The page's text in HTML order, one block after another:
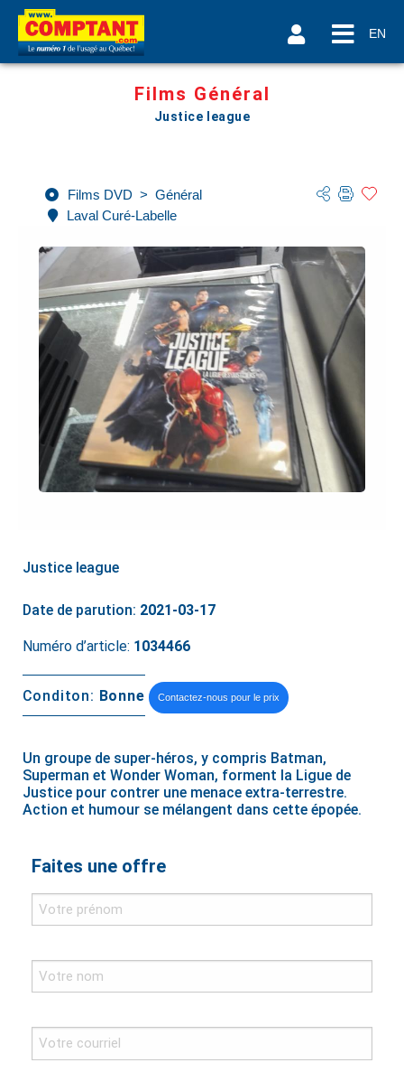
EN
Films Général
Justice league
Films DVD > Général
Laval Curé-Labelle
Justice league
Date de parution: 2021-03-17
Numéro d’article: 1034466
Conditon: Bonne Contactez-nous pour le prix
Un groupe de super-héros, y compris Batman,
Superman et Wonder Woman, forment la Ligue de
Justice pour contrer une menace extra-terrestre.
Action et humour se mélangent dans cette épopée.
Faites une offre